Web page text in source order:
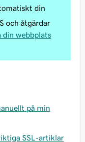
din
och åtgärdar
din webbplats
på min
SSL-artiklar